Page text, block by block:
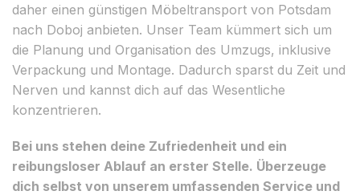
daher einen günstigen Möbeltransport von Potsdam
nach Doboj anbieten. Unser Team kümmert sich um
die Planung und Organisation des Umzugs, inklusive
Verpackung und Montage. Dadurch sparst du Zeit und
Nerven und kannst dich auf das Wesentliche
konzentrieren.
Bei uns stehen deine Zufriedenheit und ein
reibungsloser Ablauf an erster Stelle. Überzeuge
dich selbst von unserem umfassenden Service und